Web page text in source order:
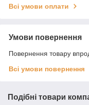
Всі умови оплати
Умови повернення
Повернення товару
Всі умови повернення
Подібні товари